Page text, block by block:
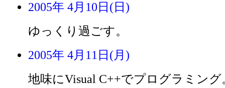
2005年 4月10日(日)
ゆっくり過ごす。
2005年 4月11日(月)
地味にVisual C++でプログラミン